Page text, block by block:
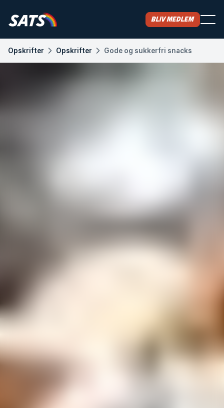
Bliv medlem
Opskrifter Opskrifter Gode og sukkerfri snacks